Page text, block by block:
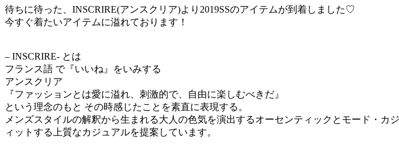
待ちに待った、INSCRIRE(アンスクリア)より2019SSのアイテムが到着しました♡
今すぐ着たいアイテムに溢れております！
– INSCRIRE- とは
フランス語 で『いいね』をいみする
アンスクリア
『ファッションとは愛に溢れ、刺激的で、自由に楽しむべきだ』
という理念のもと その時感じたことを素直に表現する。
メンズスタイルの解釈から生まれる大人の色気を演出するオーセンティックとモード・
ィットする上質なカジュアルを提案しています。